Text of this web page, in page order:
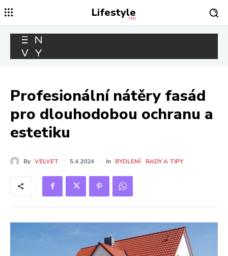
Lifestyle
PRO
Profesionální nátěry fasád
pro dlouhodobou ochranu a
estetiku
By VELVET 5.4.2024 In BYDLENÍ RADY A TIPY